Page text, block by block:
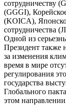
сотрудничеству
(GGGI),
(KOICA),
сотрудничества
Одной из
Президент также
за изменения
время в мире
регулирования
государства
Глобального
этом